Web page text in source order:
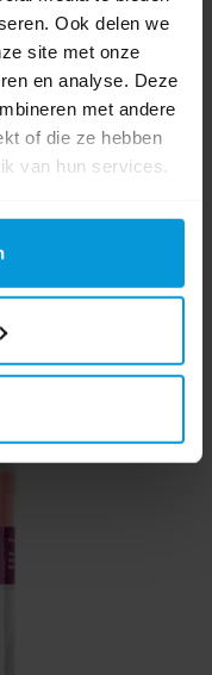
Ook delen we
site met onze
en analyse. Deze
met andere
of die ze hebben
van hun services.